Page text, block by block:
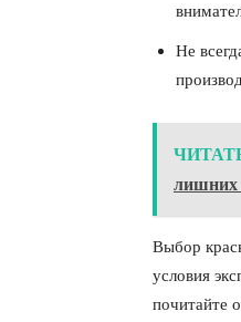
Не
лишних
Выбор
условия
почитайте